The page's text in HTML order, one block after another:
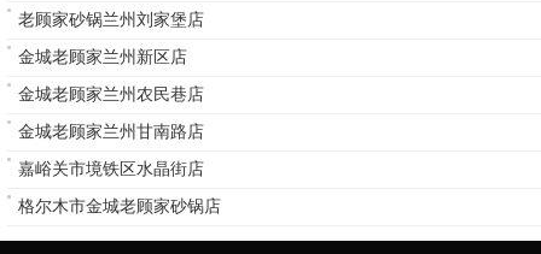
老顾家砂锅兰州刘家堡店
金城老顾家兰州新区店
金城老顾家兰州农民巷店
金城老顾家兰州甘南路店
嘉峪关市境铁区水晶街店
格尔木市金城老顾家砂锅店